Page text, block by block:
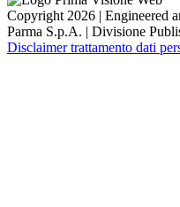
Copyright 2026 | Engineered
Parma S.p.A. | Divisione
Disclaimer trattamento dati